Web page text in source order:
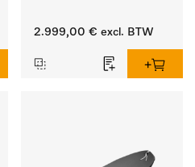
2.999,00 € excl. BTW